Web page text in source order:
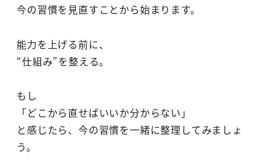
今の習慣を見直すことから始まります。
能力を上げる前に、
“仕組み”を整える。
もし
「どこから直せばいいか分からない」
と感じたら、今の習慣を一緒に整理してみましょ
う。